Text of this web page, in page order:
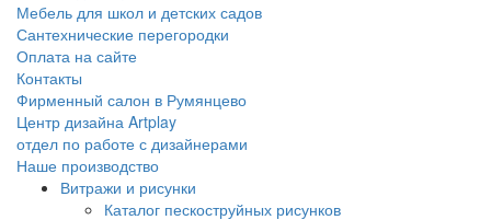
Мебель для школ и детских садов
Сантехнические перегородки
Оплата на сайте
Контакты
Фирменный салон в Румянцево
Центр дизайна Artplay
отдел по работе с дизайнерами
Наше производство
Витражи и рисунки
Каталог пескоструйных рисунков